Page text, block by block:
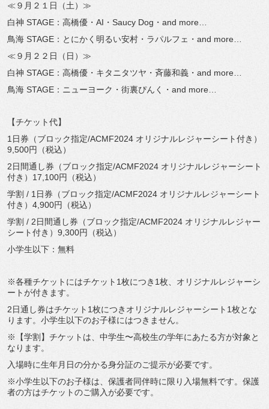
≪９月２１日（土）≫
白神 STAGE：高橋優・AI・Saucy Dog・and more…
鳥海 STAGE：とにかく明るい安村・ラパルフェ・and more…
≪９月２２日（日）≫
白神 STAGE：高橋優・キタニタツヤ・斉藤和義・and more…
鳥海 STAGE：ニューヨーク・街裏ぴんく・and more…
【チケット代】
1日券（ブロック指定/ACMF2024 オリジナルレジャーシート付き）
9,500円（税込）
2日間通し券（ブロック指定/ACMF2024 オリジナルレジャーシート
付き）17,100円（税込）
学割 / 1日券（ブロック指定/ACMF2024 オリジナルレジャーシート
付き）4,900円（税込）
学割 / 2日間通し券（ブロック指定/ACMF2024 オリジナルレジャー
シート付き）9,300円（税込）
小学生以下：無料
※各種チケットにはチケット1枚につき1枚、オリジナルレジャーシ
ートが付きます。
2日通し券はチケット1枚につきオリジナルレジャーシート1枚とな
ります。小学生以下のお子様にはつきません。
※【学割】チケットは、中学生〜高校生の学年にあたる方が対象と
なります。
入場時に生年月日の分かる身分証のご提示が必要です。
※小学生以下のお子様は、保護者同伴時に限り入場無料です。保護
者の方はチケットのご購入が必要です。